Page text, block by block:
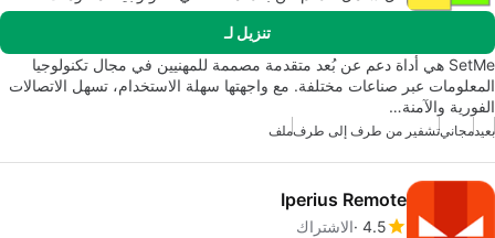
تنزيل لـ
SetMe هي أداة دعم عن بُعد متقدمة مصممة للمهنيين في مجال تكنولوجيا
المعلومات عبر صناعات مختلفة. مع واجهتها سهلة الاستخدام، تسهل الاتصالات
الفورية والآمنة…
بعيدمجانيتشفير من طرف إلى طرفملف
Iperius Remote
4.5 الاشتراك